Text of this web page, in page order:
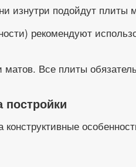
изнутри подойдут плиты
рекомендуют
Все плиты
постройки